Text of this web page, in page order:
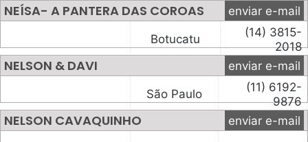
NEÍSA- A PANTERA DAS COROAS enviar e-mail
Botucatu
(14) 3815-
2018
NELSON & DAVI enviar e-mail
São Paulo
(11) 6192-
9876
NELSON CAVAQUINHO enviar e-mail